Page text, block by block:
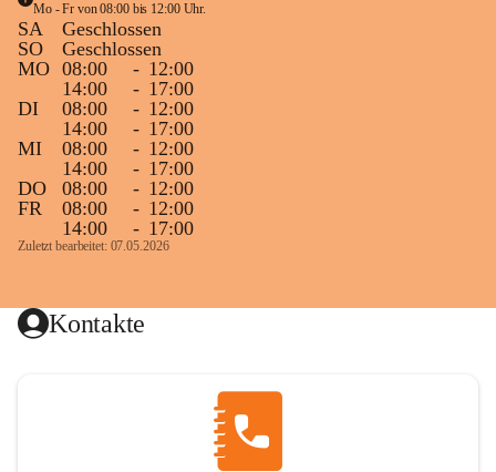
Mo - Fr von 08:00 bis 12:00 Uhr.
SA
Geschlossen
SO
Geschlossen
MO 08:00 - 12:00
14:00
- 17:00
DI
08:00 - 12:00
14:00
- 17:00
MI
08:00 - 12:00
14:00
- 17:00
DO
08:00 - 12:00
FR
08:00 - 12:00
14:00
- 17:00
Zuletzt bearbeitet: 07.05.2026
Kontakte